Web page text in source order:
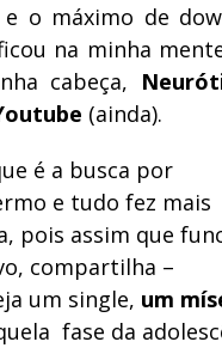
o máximo de
na minha
cabeça,
(ainda).
é a busca por
e tudo fez mais
pois assim que
compartilha –
um single, um
fase da